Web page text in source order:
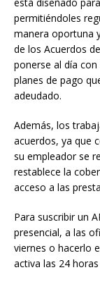
permitiéndoles
manera oportuna
de los Acuerdos
ponerse al día
planes de pago
adeudado.
Además, los
acuerdos, ya que
su empleador se
restablece la
acceso a las
Para suscribir un
presencial, a las
viernes o hacerlo
activa las 24